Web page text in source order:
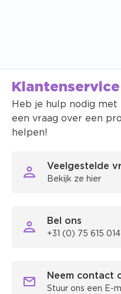
Klantenservice
Heb je hulp nodig
een vraag over een
helpen!
Veelgestelde
Bekijk ze hier
Bel ons
+31 (0) 75 615 0141
Neem contact
Stuur ons een E-